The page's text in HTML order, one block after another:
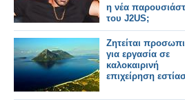
η νέα
του J2US;
Ζητείται
για εργασία σε
καλοκαιρινή
επιχείρηση